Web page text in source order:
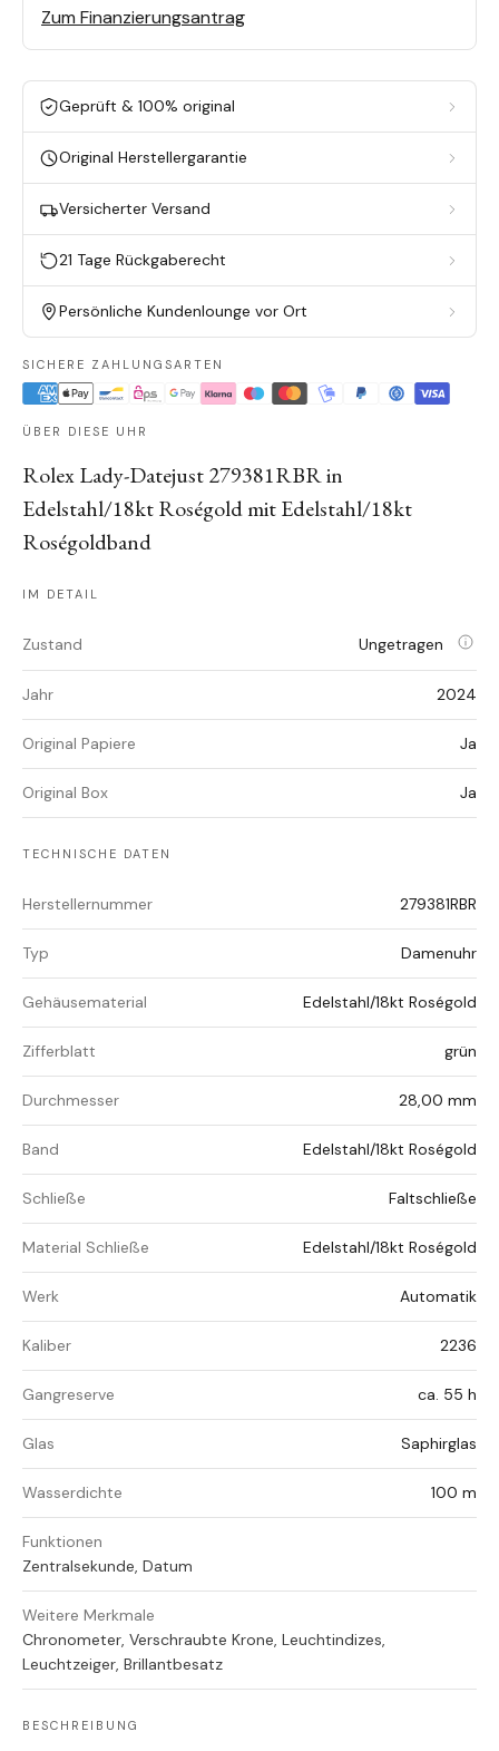
Zum Finanzierungsantrag
Geprüft & 100% original
Original Herstellergarantie
Versicherter Versand
21 Tage Rückgaberecht
Persönliche Kundenlounge vor Ort
SICHERE ZAHLUNGSARTEN
ÜBER DIESE UHR
Rolex Lady-Datejust 279381RBR in
Edelstahl/18kt Roségold mit Edelstahl/18kt
Roségoldband
IM DETAIL
Zustand Ungetragen
Jahr 2024
Original Papiere Ja
Original Box Ja
TECHNISCHE DATEN
Herstellernummer 279381RBR
Typ Damenuhr
Gehäusematerial Edelstahl/18kt Roségold
Zifferblatt grün
Durchmesser 28,00 mm
Band Edelstahl/18kt Roségold
Schließe Faltschließe
Material Schließe Edelstahl/18kt Roségold
Werk Automatik
Kaliber 2236
Gangreserve ca. 55 h
Glas Saphirglas
Wasserdichte 100 m
Funktionen
Zentralsekunde, Datum
Weitere Merkmale
Chronometer, Verschraubte Krone, Leuchtindizes,
Leuchtzeiger, Brillantbesatz
BESCHREIBUNG